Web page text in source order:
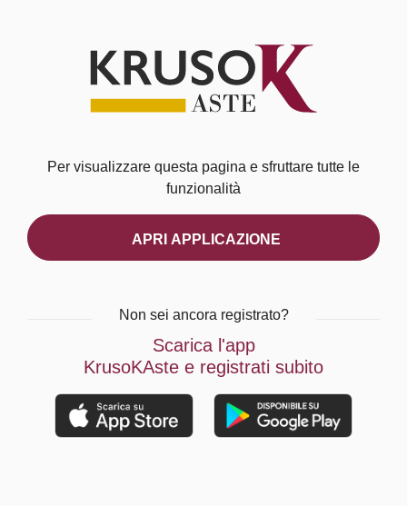
Per visualizzare questa pagina e sfruttare tutte le
funzionalità
APRI APPLICAZIONE
Non sei ancora registrato?
Scarica l'app
KrusoKAste e registrati subito